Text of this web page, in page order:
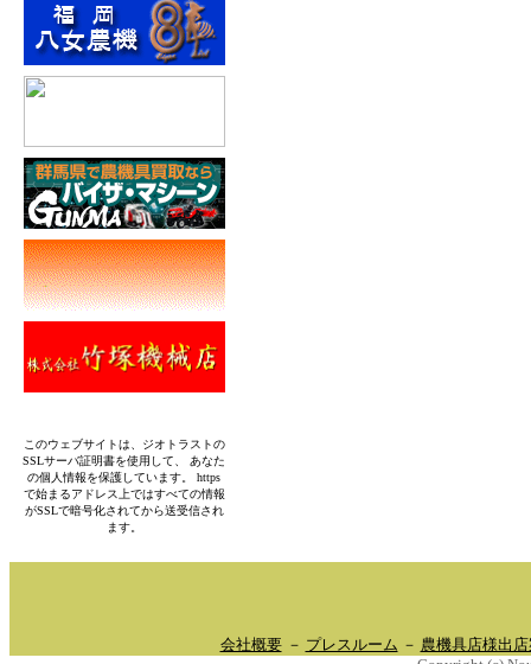
このウェブサイトは、ジオトラストの
SSLサーバ証明書を使用して、 あなた
の個人情報を保護しています。 https
で始まるアドレス上ではすべての情報
がSSLで暗号化されてから送受信され
ます。
会社概要 － プレスルーム － 農機具店様出